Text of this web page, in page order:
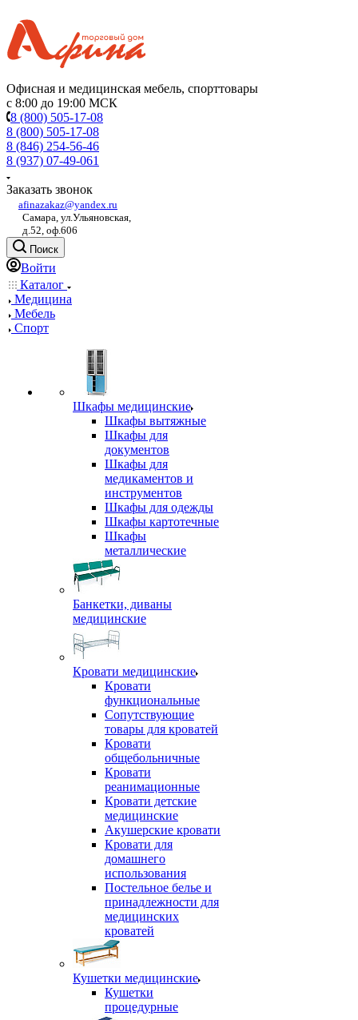
Офисная и медицинская мебель, спорттовары
с 8:00 до 19:00 МСК
8 (800) 505-17-08
8 (800) 505-17-08
8 (846) 254-56-46
8 (937) 07-49-061
Заказать звонок
afinazakaz@yandex.ru
Самара, ул.Ульяновская,
д.52, оф.606
Поиск
Войти
Каталог
Медицина
Мебель
Спорт
Шкафы медицинские
Шкафы вытяжные
Шкафы для
документов
Шкафы для
медикаментов и
инструментов
Шкафы для одежды
Шкафы картотечные
Шкафы
металлические
Банкетки, диваны
медицинские
Кровати медицинские
Кровати
функциональные
Сопутствующие
товары для кроватей
Кровати
общебольничные
Кровати
реанимационные
Кровати детские
медицинские
Акушерские кровати
Кровати для
домашнего
использования
Постельное белье и
принадлежности для
медицинских
кроватей
Кушетки медицинские
Кушетки
процедурные